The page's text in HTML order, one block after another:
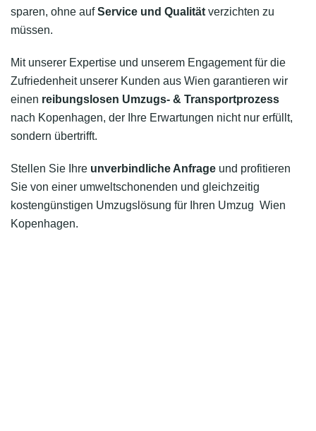
sparen, ohne aufService und Qualität verzichten zu
müssen.
Mit unserer Expertise und unserem Engagement für die
Zufriedenheit unserer Kunden aus Wien garantieren wir
einen reibungslosen Umzugs- & Transportprozess
nach Kopenhagen, der Ihre Erwartungen nicht nur erfüllt,
sondern übertrifft.
Stellen Sie Ihre unverbindliche Anfrage und profitieren
Sie von einer umweltschonenden und gleichzeitig
kostengünstigen Umzugslösung für Ihren Umzug Wien
Kopenhagen.